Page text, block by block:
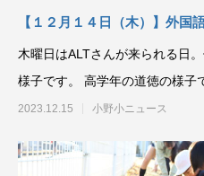
【１２月１４日（木）】外国
木曜日はALTさんが来られる日
様子です。 高学年の道徳
2023.12.15 小野小ニュース